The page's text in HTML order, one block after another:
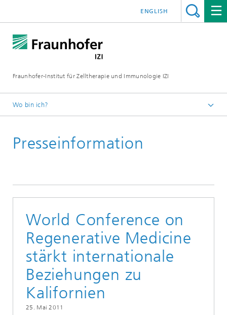
Fraunhofer-Institut für Zelltherapie und Immunologie IZI
ENGLISH
Wo bin ich?
Presse / Medien
Presseinformation
World Conference on
Regenerative Medicine
stärkt internationale
Beziehungen zu
Kalifornien
25. Mai 2011